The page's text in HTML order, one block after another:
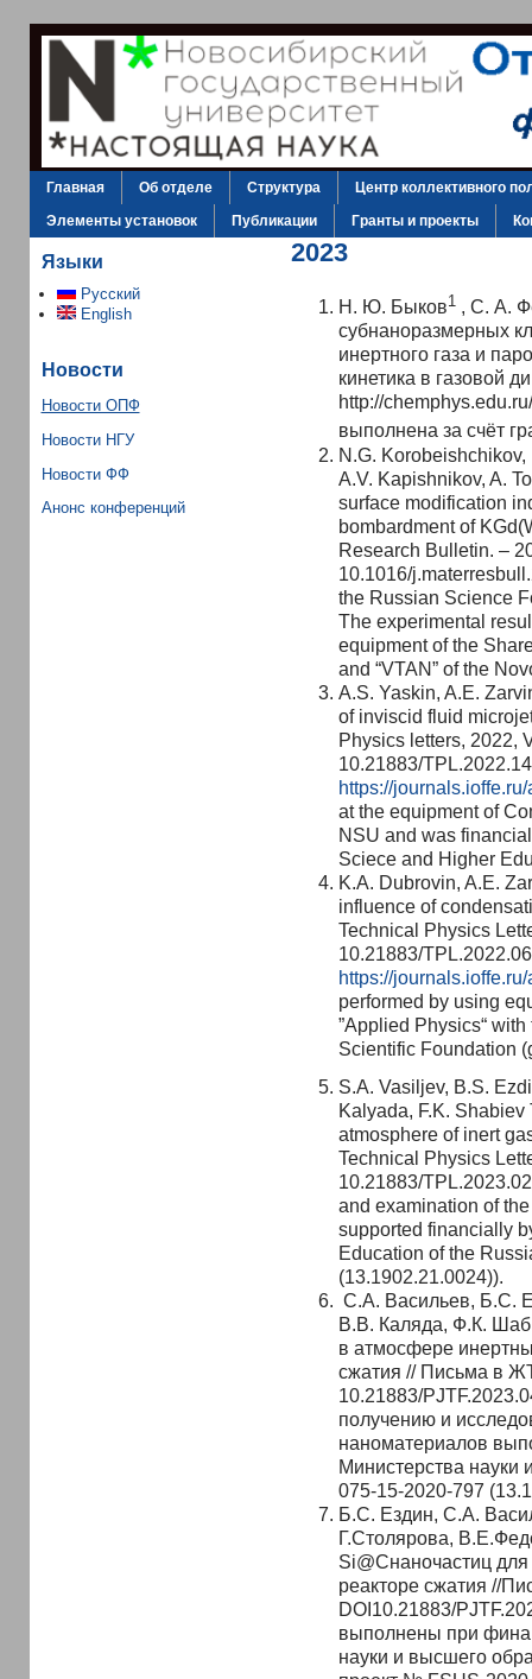
Главная Об отделе Структура
Центр коллективного
Элементы установок
Публикации Гранты и проекты
Языки
Русский
English
Новости
Новости ОПФ
Новости НГУ
Новости ФФ
Анонс конференций
2023
Н. Ю. Быков1, С. А.
субнаноразмерных
инертного газа и
кинетика в газовой
http://
выполнена за счёт
N.G. Korobeishchikov,
A.V. Kapishnikov, A.
surface modification
bombardment of
Research Bulletin. –
10.1016/
the Russian Science
The experimental
equipment of the
and “VTAN” of the
A.S. Yaskin, A.E.
of inviscid fluid
Physics letters, 2022,
10.21883/
https://
at the equipment of
NSU and was
Sciece and Higher
K.A. Dubrovin, A.E.
influence of
Technical Physics
10.21883/
https://
performed by using
”Applied Physics“
Scientific Foundation
S.A. Vasiljev, B.S.
Kalyada, F.K.
atmosphere of inert
Technical Physics
10.21883/
and examination of
supported financially
Education of the
(13.1902.21.0024)).
С.А. Васильев, Б.С.
В.В. Каляда, Ф.К.
в атмосфере
сжатия // Письма в
10.21883/
получению и
наноматериалов
Министерства науки
075-15-2020-797
Б.С. Ездин, С.А.
Г.Столярова,
Si@Cнаночастиц
реакторе сжатия //
DOI10.21883/
выполнены при
науки и высшего